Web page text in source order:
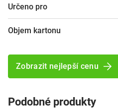
Určeno pro
Objem kartonu
Zobrazit nejlepší cenu
Podobné produkty